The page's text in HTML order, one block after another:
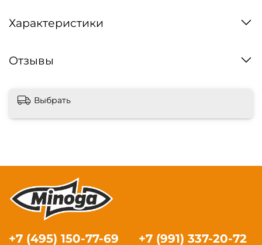
Характеристики
Отзывы
Выбрать
+7 (495) 150-77-69 +7 (991) 337-20-72